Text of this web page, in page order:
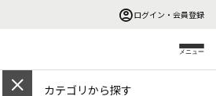
ログイン・会員登録
メニュー
カテゴリから探す